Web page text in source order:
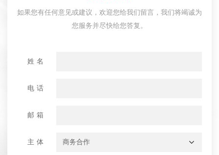
如果您有任何意见或建议，欢迎您给我们留言，我们将竭诚为
您服务并尽快给您答复。
姓名
电话
邮箱
主体